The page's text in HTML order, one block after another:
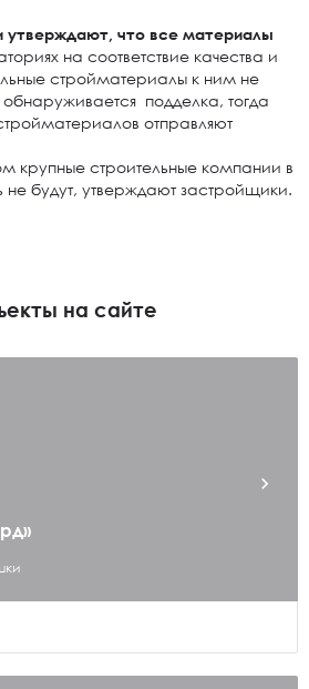
утверждают, что все материалы
на соответствие качества и
стройматериалы к ним не
обнаруживается подделка, тогда
отправляют
крупные строительные компании в
будут, утверждают застройщики.
на сайте